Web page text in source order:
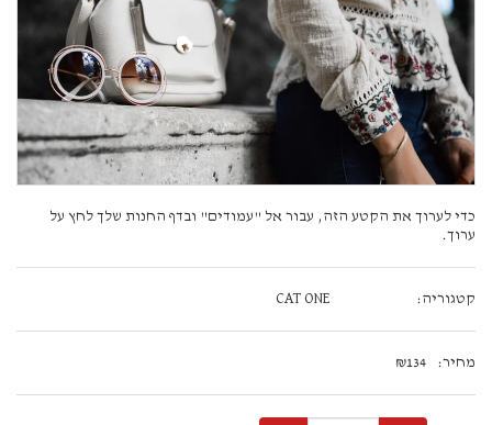
כדי לערוך את הקטע הזה, עבור אל "עמודים" ובדף החנות שלך לחץ על
ערוך.
קטגוריה:
מחיר: ₪134